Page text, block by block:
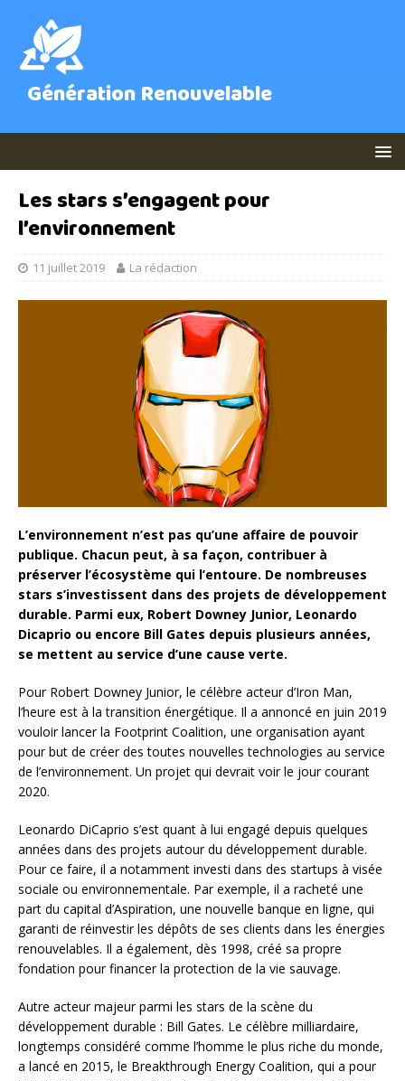
Génération Renouvelable
Les stars s’engagent pour
l’environnement
11 juillet 2019 La rédaction
L’environnement n’est pas qu’une affaire de pouvoir
publique. Chacun peut, à sa façon, contribuer à
préserver l’écosystème qui l’entoure. De nombreuses
stars s’investissent dans des projets de développement
durable. Parmi eux, Robert Downey Junior, Leonardo
Dicaprio ou encore Bill Gates depuis plusieurs années,
se mettent au service d’une cause verte.
Pour Robert Downey Junior, le célèbre acteur d’Iron Man,
l’heure est à la transition énergétique. Il a annoncé en juin 2019
vouloir lancer la Footprint Coalition, une organisation ayant
pour but de créer des toutes nouvelles technologies au service
de l’environnement. Un projet qui devrait voir le jour courant
2020.
Leonardo DiCaprio s’est quant à lui engagé depuis quelques
années dans des projets autour du développement durable.
Pour ce faire, il a notamment investi dans des startups à visée
sociale ou environnementale. Par exemple, il a racheté une
part du capital d’Aspiration, une nouvelle banque en ligne, qui
garanti de réinvestir les dépôts de ses clients dans les énergies
renouvelables. Il a également, dès 1998, créé sa propre
fondation pour financer la protection de la vie sauvage.
Autre acteur majeur parmi les stars de la scène du
développement durable : Bill Gates. Le célèbre milliardaire,
longtemps considéré comme l’homme le plus riche du monde,
a lancé en 2015, le Breakthrough Energy Coalition, qui a pour